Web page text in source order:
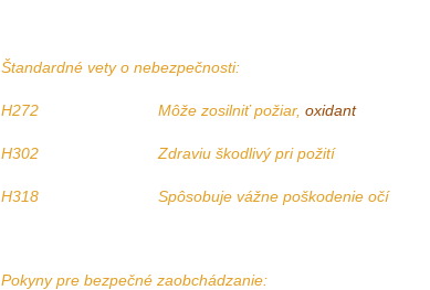
Štandardné vety o nebezpečnosti:
H272 Môže zosilniť požiar,oxidant
H302 Zdraviu škodlivý pri požití
H318 Spôsobuje vážne poškodenie očí
Pokyny pre bezpečné zaobchádzanie: